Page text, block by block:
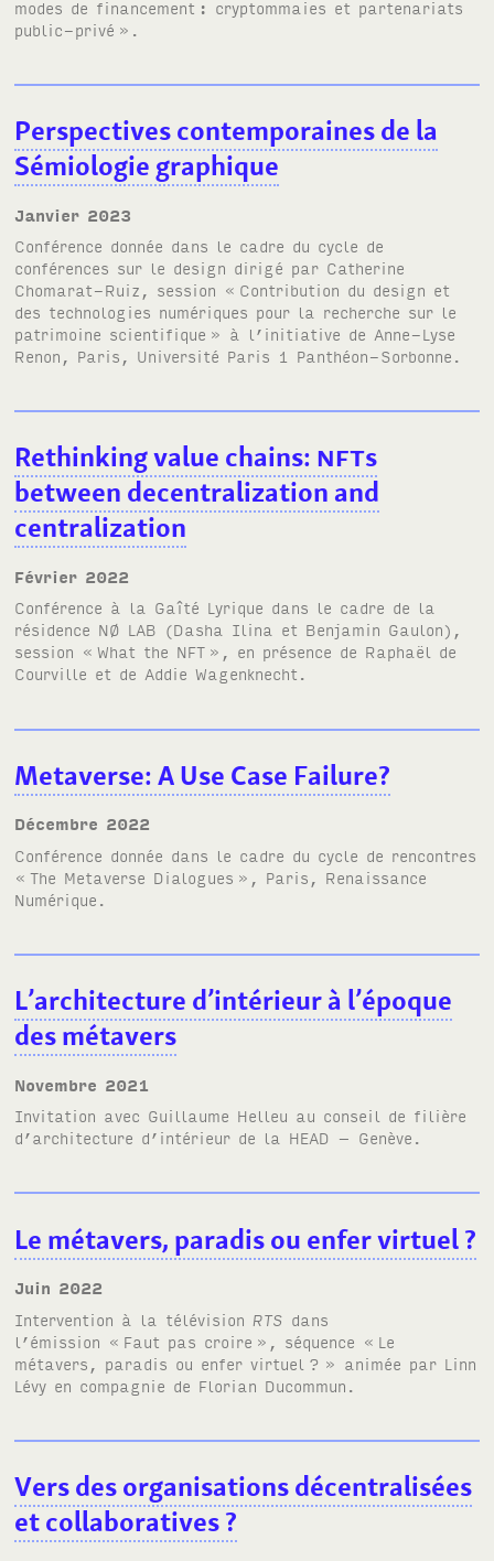
modes de financement : cryptommaies et partenariats
public-privé »
Perspectives contemporaines de la
Sémiologie graphique
janvier 2023
Conférence donnée dans le cadre du cycle de
conférences sur le design dirigé par Catherine
Chomarat-Ruiz, session « Contribution du design et
des technologies numériques pour la recherche sur le
patrimoine scientifique » à l’initiative de Anne-Lyse
Renon, Paris, Université Paris 1 Panthéon-Sorbonne.
Rethinking value chains: NFTs
between decentralization and
centralization
février 2022
Conférence à la Gaîté Lyrique dans le cadre de la
résidence NØ LAB (Dasha Ilina et Benjamin Gaulon),
session « What the NFT », en présence de Raphaël de
Courville et de Addie Wagenknecht.
Metaverse: A Use Case Failure?
décembre 2022
Conférence donnée dans le cadre du cycle de rencontres
« The Metaverse Dialogues » , Paris, Renaissance
Numérique.
L’architecture d’intérieur à l’époque
des métavers
novembre 2021
Invitation avec Guillaume Helleu au conseil de filière
d’architecture d’intérieur de la HEAD – Genève.
Le métavers, paradis ou enfer virtuel?
juin 2022
Intervention à la télévision RTS dans
l’émission « Faut pas croire », séquence « Le
métavers, paradis ou enfer virtuel ? » animée par Linn
Lévy en compagnie de Florian Ducommun.
Vers des organisations décentralisées
et collaboratives?